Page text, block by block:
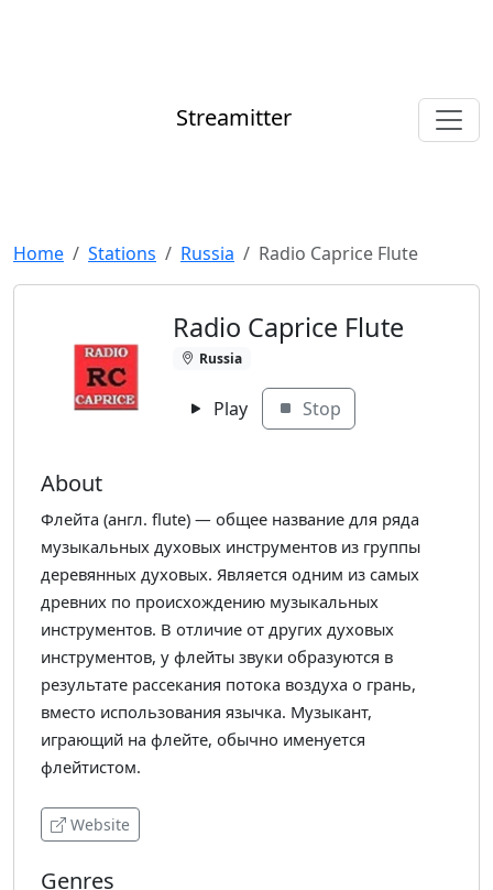
Streamitter
Home Stations Russia Radio Caprice Flute
Radio Caprice Flute
Russia
Play Stop
About
Флейта (англ. flute) — общее название для ряда
музыкальных духовых инструментов из группы
деревянных духовых. Является одним из самых
древних по происхождению музыкальных
инструментов. В отличие от других духовых
инструментов, у флейты звуки образуются в
результате рассекания потока воздуха о грань,
вместо использования язычка. Музыкант,
играющий на флейте, обычно именуется
флейтистом.
Website
Genres